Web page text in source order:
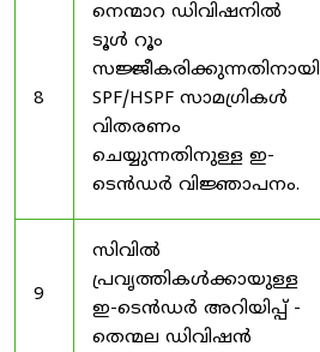
8
നെന്മാറ ഡിവിഷനിൽ
ടൂൾ റൂം
സജ്ജീകരിക്കുന്നതിനായി
SPF/HSPF സാമഗ്രികൾ
വിതരണം
ചെയ്യുന്നതിനുള്ള ഇ-
ടെൻഡർ വിജ്ഞാപനം.
9
സിവിൽ
പ്രവൃത്തികൾക്കായുള്ള
ഇ-ടെൻഡർ അറിയിപ്പ് -
തെന്മല ഡിവിഷൻ